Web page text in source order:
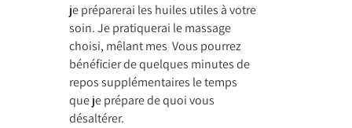
je préparerai les huiles utiles à votre
soin. Je pratiquerai le massage
choisi, mêlant mes Vous pourrez
bénéficier de quelques minutes de
repos supplémentaires le temps
que je prépare de quoi vous
désaltérer.